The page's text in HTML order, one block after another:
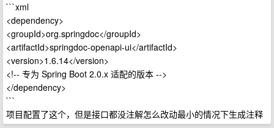
```xml
<dependency>
<groupId>org.springdoc</groupId>
<artifactId>springdoc-openapi-ui</artifactId>
<version>1.6.14</version>
<!-- 专为 Spring Boot 2.0.x 适配的版本 -->
</dependency>
```
项目配置了这个，但是接口都没注解怎么改动最小的情况下生成注释